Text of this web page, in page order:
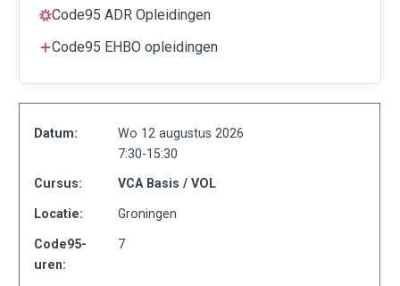
Code95 ADR Opleidingen
Code95 EHBO opleidingen
Datum:
Wo 12 augustus 2026
7:30-15:30
Cursus: VCA Basis / VOL
Locatie: Groningen
Code95-
uren:
7